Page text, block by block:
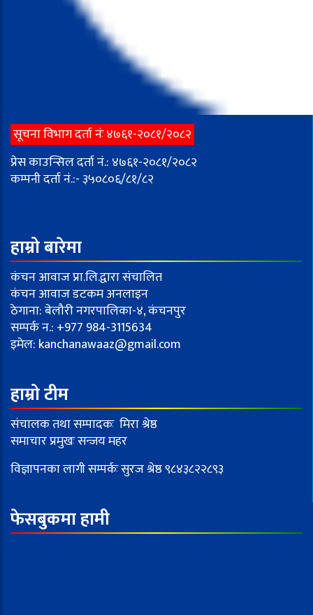
सूचना विभाग दर्ता नंः ४७६१-२०८१/२०८२
प्रेस काउन्सिल दर्ता नं.: ४७६१-२०८१/२०८२
कम्पनी दर्ता नं.:- ३५०८०६/८१/८२
हाम्रो बारेमा
कंचन आवाज प्रा.लि.द्वारा संचालित
कंचन आवाज डटकम अनलाइन
ठेगाना: बेलौरी नगरपालिका-४, कंचनपुर
सम्पर्क न.: +977 984-3115634
इमेल: kanchanawaaz@gmail.com
हाम्रो टीम
संचालक तथा सम्पादकः मिरा श्रेष्ठ
समाचार प्रमुखः सन्जय महर
विज्ञापनका लागी सम्पर्कः सुरज श्रेष्ठ ९८४३८२२८९३
फेसबुकमा हामी